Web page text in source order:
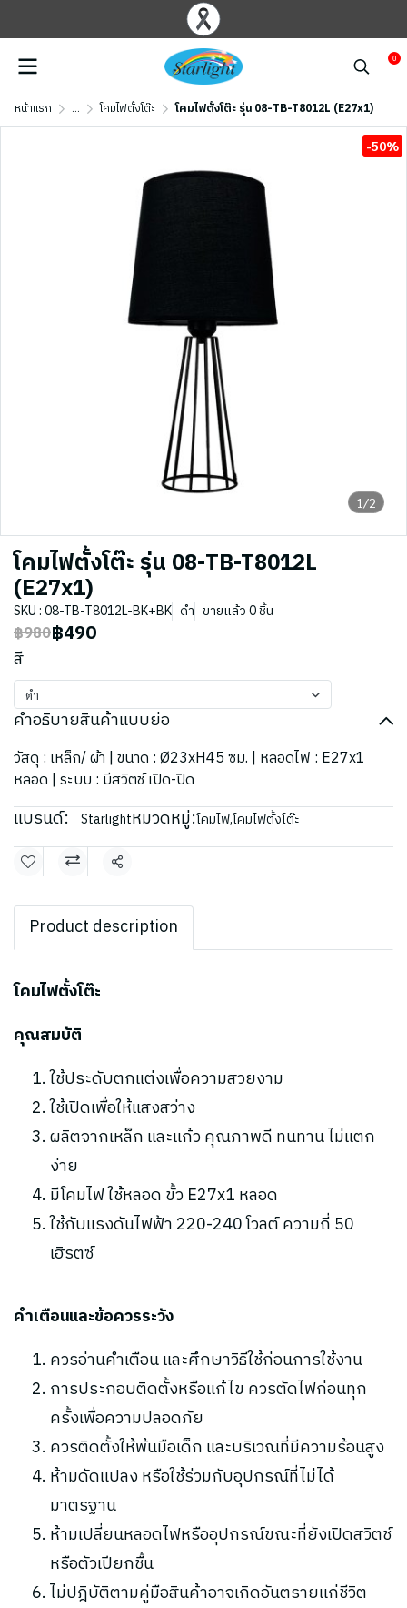
0
หน้าแรก ... โคมไฟตั้งโต๊ะ โคมไฟตั้งโต๊ะ รุ่น 08-TB-T8012L (E27x1)
1/2
-50%
โคมไฟตั้งโต๊ะ รุ่น 08-TB-T8012L
(E27x1)
SKU : 08-TB-T8012L-BK+BK ดำ ขายแล้ว 0 ชิ้น
฿980฿490
สี
ดำ
คำอธิบายสินค้าแบบย่อ
วัสดุ : เหล็ก/ ผ้า | ขนาด : Ø23xH45 ซม. | หลอดไฟ : E27x1
หลอด | ระบบ : มีสวิตช์ เปิด-ปิด
แบรนด์: Starlightหมวดหมู่:โคมไฟ,โคมไฟตั้งโต๊ะ
แชร์
Product description
โคมไฟตั้งโต๊ะ
คุณสมบัติ
ใช้ประดับตกแต่งเพื่อความสวยงาม
ใช้เปิดเพื่อให้แสงสว่าง
ผลิตจากเหล็ก และแก้ว คุณภาพดี ทนทาน ไม่แตก
ง่าย
มีโคมไฟ ใช้หลอด ขั้ว E27x1 หลอด
ใช้กับแรงดันไฟฟ้า 220-240 โวลต์ ความถี่ 50
เฮิรตซ์
คำเตือนและข้อควรระวัง
ควรอ่านคำเตือน และศึกษาวิธีใช้ก่อนการใช้งาน
การประกอบติดตั้งหรือแก้ไข ควรตัดไฟก่อนทุก
ครั้งเพื่อความปลอดภัย
ควรติดตั้งให้พ้นมือเด็ก และบริเวณที่มีความร้อนสูง
ห้ามดัดแปลง หรือใช้ร่วมกับอุปกรณ์ที่ไม่ได้
มาตรฐาน
ห้ามเปลี่ยนหลอดไฟหรืออุปกรณ์ขณะที่ยังเปิดสวิตช์
หรือตัวเปียกชื้น
ไม่ปฎิบัติตามคู่มือสินค้าอาจเกิดอันตรายแก่ชีวิต